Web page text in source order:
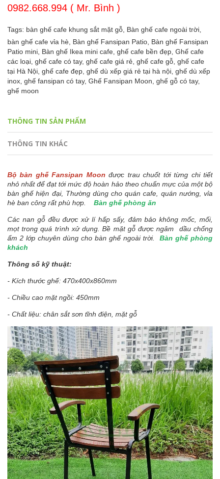
0982.668.994 ( Mr. Bình )
Tags: bàn ghế cafe khung sắt mặt gỗ, Bàn ghế cafe ngoài trời,
bàn ghế cafe vỉa hè, Bàn ghế Fansipan Patio, Bàn ghế Fansipan
Patio mini, Bàn ghế Ikea mini cafe, ghế cafe bền đẹp, Ghế cafe
các loại, ghế cafe có tay, ghế cafe giá rẻ, ghế cafe gỗ, ghế cafe
tại Hà Nội, ghế cafe đẹp, ghế dù xếp giá rẻ tại hà nội, ghế dù xếp
inox, ghế fansipan có tay, Ghế Fansipan Moon, ghế gỗ có tay,
ghế moon
THÔNG TIN SẢN PHẨM
THÔNG TIN KHÁC
Bộ bàn ghế Fansipan Moon được trau chuốt tới từng chi tiết
nhỏ nhất để đạt tới mức độ hoàn hảo theo chuẩn mực của một bộ
bàn ghế hiện đại, Thường dùng cho quán cafe, quán nướng, vỉa
hè ban công rất phù hợp.
Bàn ghế phòng ăn
Các nan gỗ đều được xử lí hấp sấy, đảm bảo không mốc, mối,
mọt trong quá trình xử dụng. Bề mặt gỗ được ngâm dầu chống
ẩm 2 lớp chuyên dùng cho bàn ghế ngoài trời.
Bàn ghế phòng
khách
Thông số kỹ thuật:
- Kích thước ghế: 470x400x860mm
- Chiều cao mặt ngồi: 450mm
- Chất liệu: chân sắt sơn tĩnh điện, mặt gỗ